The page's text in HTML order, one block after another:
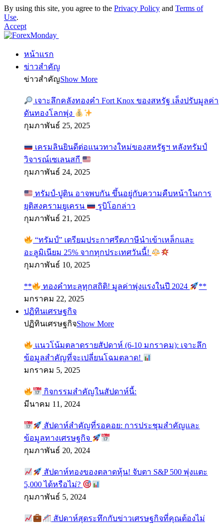
By using this site, you agree to the Privacy Policy and Terms of
Use.
Accept
หน้าแรก
ข่าวสำคัญ
ข่าวสำคัญShow More
เจาะลึกคลังทองคำ Fort Knox ของสหรัฐ เล็งปรับมูลค่า
ดันทองโลกพุ่ง
กุมภาพันธ์ 25, 2025
เครมลินยินดีต่อแนวทางใหม่ของสหรัฐฯ หลังทรัมป์
วิจารณ์เซเลนสกี
กุมภาพันธ์ 24, 2025
ทรัมป์-ปูติน อาจพบกัน ขึ้นอยู่กับความคืบหน้าในการ
ยุติสงครามยูเครน
รูบิโอกล่าว
กุมภาพันธ์ 21, 2025
“ทรัมป์” เตรียมประกาศรีดภาษีนำเข้าเหล็กและ
อะลูมิเนียม 25% จากทุกประเทศวันนี้!
กุมภาพันธ์ 10, 2025
** ทองคำทะลุทุกสถิติ! มูลค่าพุ่งแรงในปี 2024
**
มกราคม 22, 2025
ปฏิทินเศรษฐกิจ
ปฏิทินเศรษฐกิจShow More
แนวโน้มตลาดรายสัปดาห์ (6-10 มกราคม): เจาะลึก
ข้อมูลสำคัญที่จะเปลี่ยนโฉมตลาด!
มกราคม 5, 2025
กิจกรรมสำคัญในสัปดาห์นี้:
มีนาคม 11, 2024
สัปดาห์สำคัญที่รอคอย: การประชุมสำคัญและ
ข้อมูลทางเศรษฐกิจ
กุมภาพันธ์ 20, 2024
สัปดาห์ทองของตลาดหุ้น! จับตา S&P 500 พุ่งแตะ
5,000 ได้หรือไม่?
กุมภาพันธ์ 5, 2024
สัปดาห์สุดระทึกกับข่าวเศรษฐกิจที่คุณต้องไม่